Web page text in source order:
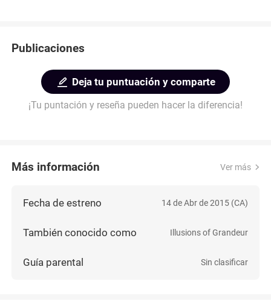
Publicaciones
Deja tu puntuación y comparte
¡Tu puntación y reseña pueden hacer la diferencia!
Más información Ver más
Fecha de estreno 14 de Abr de 2015 (CA)
También conocido como Illusions of Grandeur
Guía parental Sin clasificar